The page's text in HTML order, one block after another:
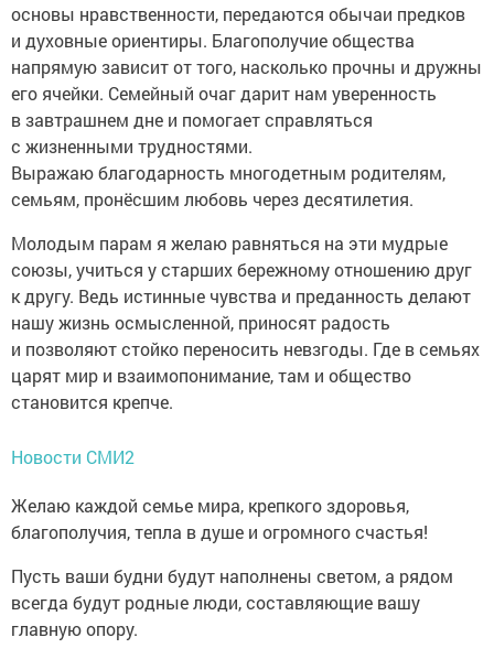
основы нравственности, передаются обычаи предков
и духовные ориентиры. Благополучие общества
напрямую зависит от того, насколько прочны и дружны
его ячейки. Семейный очаг дарит нам уверенность
в завтрашнем дне и помогает справляться
с жизненными трудностями.
Выражаю благодарность многодетным родителям,
семьям, пронёсшим любовь через десятилетия.
Молодым парам я желаю равняться на эти мудрые
союзы, учиться у старших бережному отношению друг
к другу. Ведь истинные чувства и преданность делают
нашу жизнь осмысленной, приносят радость
и позволяют стойко переносить невзгоды. Где в семьях
царят мир и взаимопонимание, там и общество
становится крепче.
Новости СМИ2
Желаю каждой семье мира, крепкого здоровья,
благополучия, тепла в душе и огромного счастья!
Пусть ваши будни будут наполнены светом, а рядом
всегда будут родные люди, составляющие вашу
главную опору.